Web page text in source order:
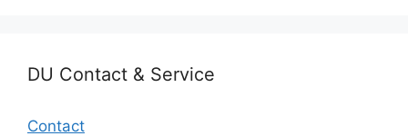
DU Contact & Service
Contact